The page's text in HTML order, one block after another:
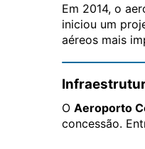
Em 2014, o
iniciou um
aéreos mais
O Aeroporto
concessão.